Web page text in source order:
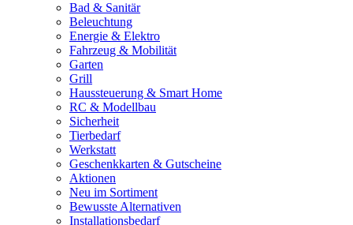
Bad & Sanitär
Beleuchtung
Energie & Elektro
Fahrzeug & Mobilität
Garten
Grill
Haussteuerung & Smart Home
RC & Modellbau
Sicherheit
Tierbedarf
Werkstatt
Geschenkkarten & Gutscheine
Aktionen
Neu im Sortiment
Bewusste Alternativen
Installationsbedarf